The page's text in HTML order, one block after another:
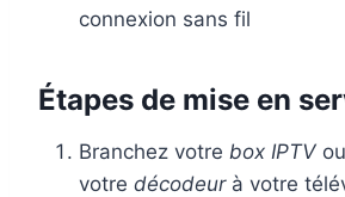
connexion sans fil
Étapes de mise en
Branchez votre box IPTV ou
votre décodeurà votre